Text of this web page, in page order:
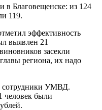
в Благовещенске: из 124
119.
эффективность
выявлен 21
засекли
региона, их надо
сотрудники УМВД.
человек были